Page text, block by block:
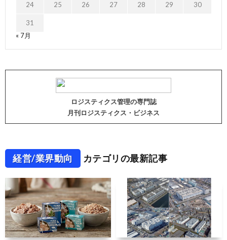
24 25 26 27 28 29 30
31
« 7月
ロジスティクス管理の専門誌
月刊ロジスティクス・ビジネス
経営/業界動向 カテゴリの最新記事